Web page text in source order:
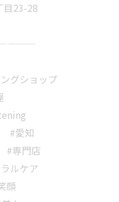
目23-28
グショップ
#愛知
専門店
ルケア
顔